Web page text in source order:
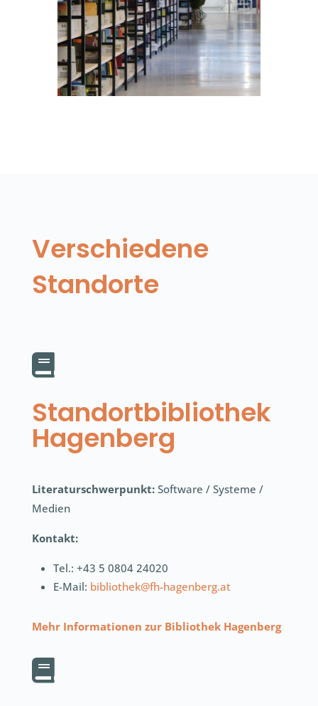
Verschiedene
Standorte

Standortbibliothek
Hagenberg
Literaturschwerpunkt:Software / Systeme /
Medien
Kontakt:
Tel.: +43 5 0804 24020
E-Mail: bibliothek@fh-hagenberg.at
Mehr Informationen zur Bibliothek Hagenberg
